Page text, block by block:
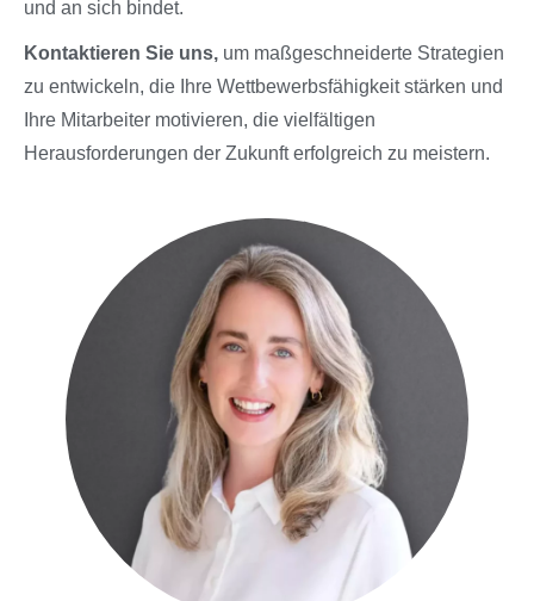
und an sich bindet.
Kontaktieren Sie uns, um maßgeschneiderte Strategien
zu entwickeln, die Ihre Wettbewerbsfähigkeit stärken und
Ihre Mitarbeiter motivieren, die vielfältigen
Herausforderungen der Zukunft erfolgreich zu meistern.